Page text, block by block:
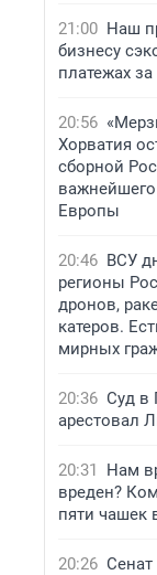
21:00 Наш
бизнесу
платежах
20:56
Хорватия
сборной
Европы
20:46 ВСУ
регионы
дронов,
катеров.
мирных
20:36 Суд в
арестовал
20:31
Нам
вреден?
пяти чашек
20:26